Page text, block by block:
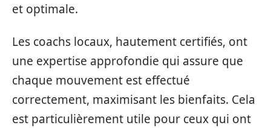
et optimale.
Les coachs locaux, hautement certifiés, ont
une expertise approfondie qui assure que
chaque mouvement est effectué
correctement, maximisant les bienfaits. Cela
est particulièrement utile pour ceux qui ont